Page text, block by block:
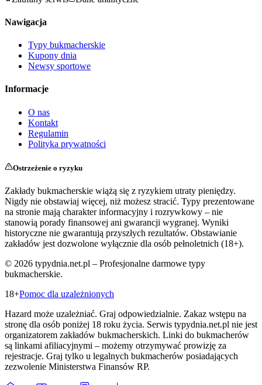
Nawigacja
Typy bukmacherskie
Kupony dnia
Newsy sportowe
Informacje
O nas
Kontakt
Regulamin
Polityka prywatności
Ostrzeżenie o ryzyku
Zakłady bukmacherskie wiążą się z ryzykiem utraty pieniędzy.
Nigdy nie obstawiaj więcej, niż możesz stracić. Typy prezentowane
na stronie mają charakter informacyjny i rozrywkowy – nie
stanowią porady finansowej ani gwarancji wygranej. Wyniki
historyczne nie gwarantują przyszłych rezultatów. Obstawianie
zakładów jest dozwolone wyłącznie dla osób pełnoletnich (18+).
© 2026 typydnia.net.pl – Profesjonalne darmowe typy
bukmacherskie.
18+Pomoc dla uzależnionych
Hazard może uzależniać. Graj odpowiedzialnie. Zakaz wstępu na
stronę dla osób poniżej 18 roku życia. Serwis typydnia.net.pl nie jest
organizatorem zakładów bukmacherskich. Linki do bukmacherów
są linkami afiliacyjnymi – możemy otrzymywać prowizję za
rejestracje. Graj tylko u legalnych bukmacherów posiadających
zezwolenie Ministerstwa Finansów RP.